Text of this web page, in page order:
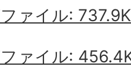
ァイル:
ァイル: